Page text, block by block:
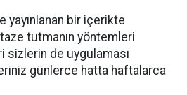
yayınlanan bir içerikte
tutmanın yöntemleri
sizlerin de uygulaması
günlerce hatta haftalarca